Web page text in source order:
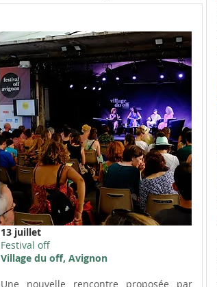
13 juillet
Festival off
Village du off, Avignon
Une nouvelle rencontre proposée par